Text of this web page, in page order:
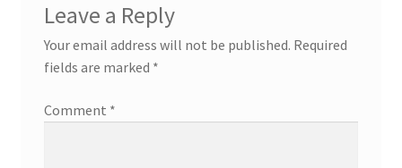
Leave a Reply
Your email address will not be published. Required
fields are marked *
Comment *